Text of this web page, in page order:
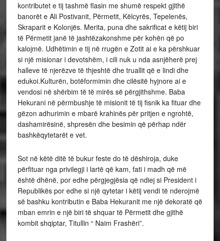
kontributet e tij tashmë flasin me shumë respekt gjithë
banorët e Ali Postivanit, Përmetit, Këlcyrës, Tepelenës,
Skraparit e Kolonjës. Merita, puna dhe sakrificat e këtij biri
të Përmetit janë të jashtëzakonshme për kohën që po
kalojmë. Udhëtimin e tij në rrugën e Zotit ai e ka përshkuar
si një misionar i devotshëm, i cili nuk u nda asnjëherë prej
halleve të njerëzve të thjeshtë dhe truallit që e lindi dhe
edukoi.Kulturën, botëformimin dhe cilësitë hyjnore ai e
vendosi në shërbim të të mirës së përgjithshme. Baba
Hekurani në përmbushje të misionit të tij fisnik ka fituar dhe
gëzon adhurimin e mbarë krahinës për pritjen e ngrohtë,
dashamirësinë, shpresën dhe besimin që përhap ndër
bashkëqytetarët e vet.
Sot në këtë ditë të bukur feste do të dëshiroja, duke
përfituar nga privilegji i lartë që kam, fati i madh që më
është dhënë, por edhe përgjegjësia që ndiej si President i
Republikës por edhe si një qytetar i këtij vendi të nderojmë
së bashku kontributin e Baba Hekuranit me një dekoratë që
mban emrin e një biri të shquar të Përmetit dhe gjithë
kombit shqiptar, Titullin “ Naim Frashëri”.